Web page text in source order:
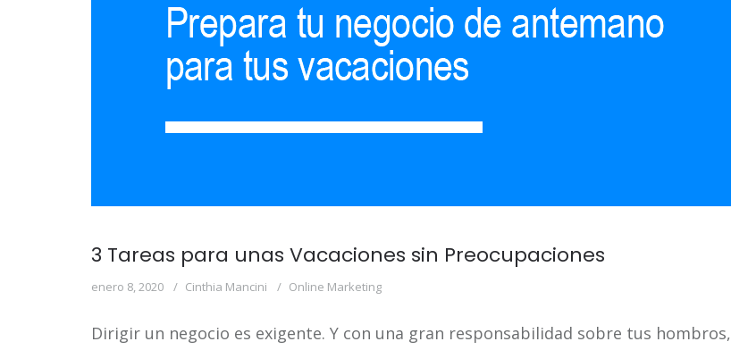
3 Tareas para unas Vacaciones sin Preocupaciones
enero 8, 2020 Cinthia Mancini Online Marketing
Dirigir un negocio es exigente. Y con una gran responsabilidad sobre tus hombros,